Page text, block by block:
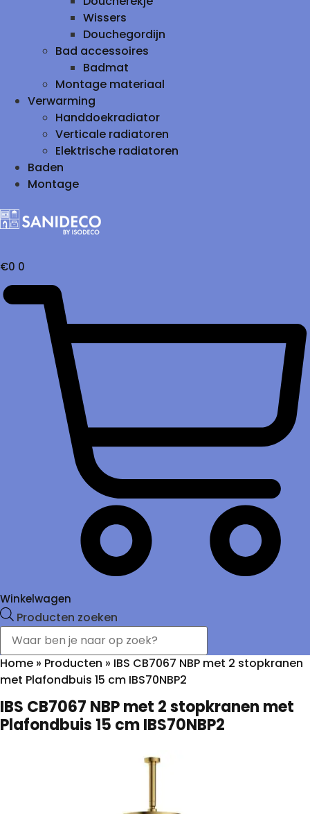
Wissers
Douchegordijn
Bad accessoires
Badmat
Montage materiaal
Verwarming
Handdoekradiator
Verticale radiatoren
Elektrische radiatoren
Baden
Montage
€0 0
Winkelwagen
Producten zoeken
Home » Producten » IBS CB7067 NBP met 2 stopkranen
met Plafondbuis 15 cm IBS70NBP2
IBS CB7067 NBP met 2 stopkranen met
Plafondbuis 15 cm IBS70NBP2